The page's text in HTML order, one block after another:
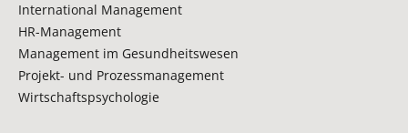
International Management
HR-Management
Management im Gesundheitswesen
Projekt- und Prozessmanagement
Wirtschaftspsychologie